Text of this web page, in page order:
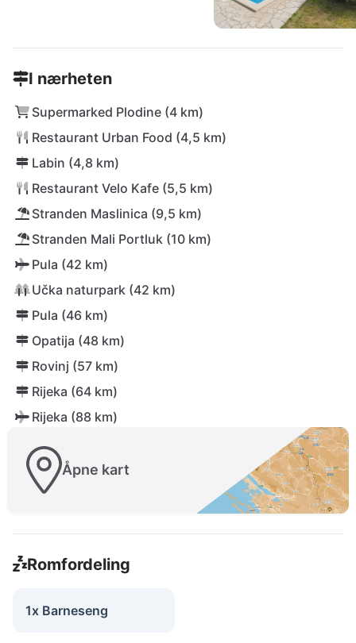
I nærheten
Supermarked Plodine (4 km)
Restaurant Urban Food (4,5 km)
Labin (4,8 km)
Restaurant Velo Kafe (5,5 km)
Stranden Maslinica (9,5 km)
Stranden Mali Portluk (10 km)
Pula (42 km)
Učka naturpark (42 km)
Pula (46 km)
Opatija (48 km)
Rovinj (57 km)
Rijeka (64 km)
Rijeka (88 km)
Åpne kart
Romfordeling
1x Barneseng